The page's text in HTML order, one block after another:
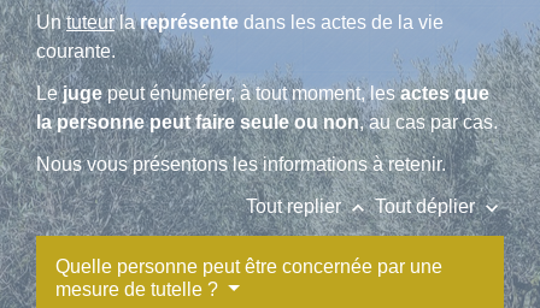
Untuteurlareprésente dans les actes de la vie
courante.
Lejugepeut énumérer, à tout moment, lesactes que
la personne peut faire seule ou non, au cas par cas.
Nous vous présentons les informations à retenir.
Tout replierkeyboard_arrow_up Tout déplierkeyboard_arrow_down
Quelle personne peut être concernée par une
mesure de tutelle ?